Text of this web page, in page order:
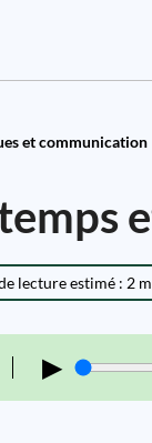
et communication
lecture estimé : 2
▶